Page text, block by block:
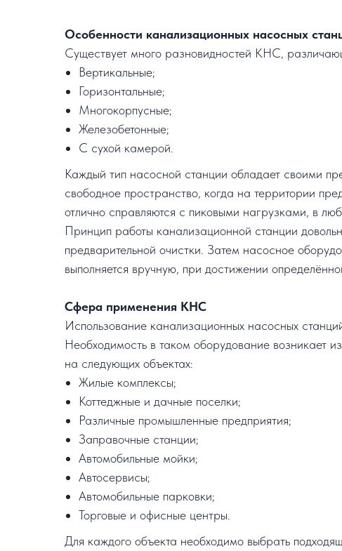
Особенности канализационных насосных
Существует много разновидностей КНС,
Вертикальные;
Горизонтальные;
Многокорпусные;
Железобетонные;
С сухой камерой.
Каждый тип насосной станции обладает своими
свободное пространство, когда на территории
отлично справляются с пиковыми нагрузками, в
Принцип работы канализационной станции
предварительной очистки. Затем насосное
выполняется вручную, при достижении
Сфера применения КНС
Использование канализационных насосных
Необходимость в таком оборудование возникает
на следующих объектах:
Жилые комплексы;
Коттеджные и дачные поселки;
Различные промышленные предприятия;
Заправочные станции;
Автомобильные мойки;
Автосервисы;
Автомобильные парковки;
Торговые и офисные центры.
Для каждого объекта необходимо выбрать